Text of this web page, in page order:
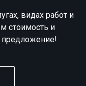
видах работ и
стоимость и
предложение!